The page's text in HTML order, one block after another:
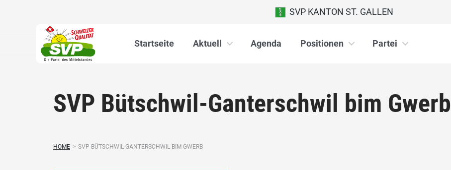
SVP KANTON ST. GALLEN
Startseite Aktuell Agenda Positionen Partei
SVP Bütschwil-Ganterschwil bim Gwerb
HOME > SVP BÜTSCHWIL-GANTERSCHWIL BIM GWERB